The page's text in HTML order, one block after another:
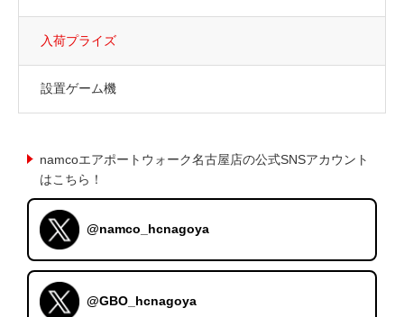
入荷プライズ
設置ゲーム機
namcoエアポートウォーク名古屋店の公式SNSアカウント
はこちら！
@namco_hcnagoya
@GBO_hcnagoya